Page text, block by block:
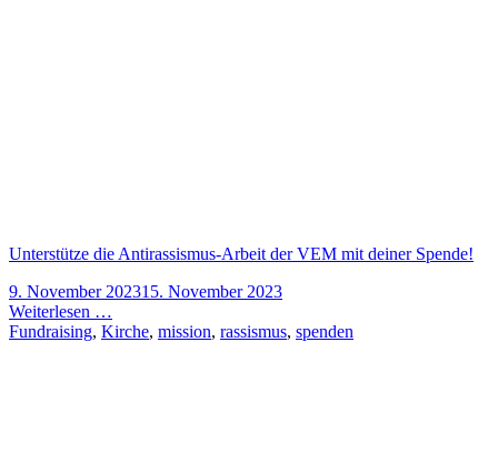
Unterstütze die Antirassismus-Arbeit der VEM mit deiner Spende!
9. November 202315. November 2023
Weiterlesen …
Fundraising, Kirche, mission, rassismus, spenden